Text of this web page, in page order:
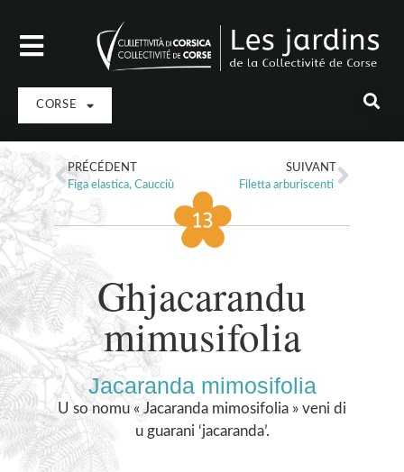
CORSE
PRÉCÉDENT
Figa elastica, Caucciù
SUIVANT
Filetta arburiscenti
Ghjacarandu
mimusifolia
Jacaranda mimosifolia
U so nomu « Jacaranda mimosifolia » veni di
u guarani ‘jacaranda’.